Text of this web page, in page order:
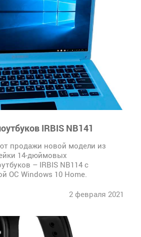
IRBIS NB141
продажи новой модели из
14-дюймовых
– IRBIS NB114 с
ОС Windows 10 Home.
2 февраля 2021